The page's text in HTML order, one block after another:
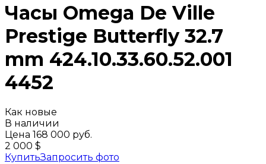
Часы Omega De Ville
Prestige Butterfly 32.7
mm 424.10.33.60.52.001
4452
Как новые
В наличии
Цена 168 000 руб.
2 000 $
КупитьЗапросить фото